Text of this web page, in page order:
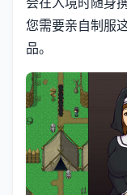
您需要亲自制服
品。